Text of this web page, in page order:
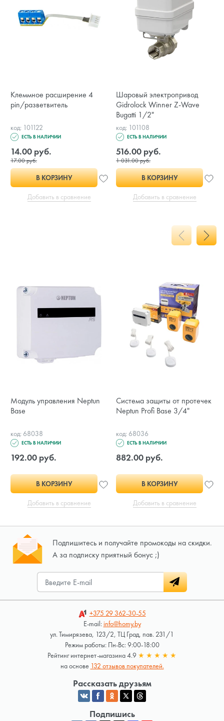
Клеммное расширение 4
pin/разветвитель
код: 101122
ЕСТЬ В НАЛИЧИИ
14.00 руб.
17.00 руб.
В КОРЗИНУ
Добавить в сравнение
Шаровый электропривод
Gidrolock Winner Z-Wave
Bugatti 1/2"
код: 101108
ЕСТЬ В НАЛИЧИИ
516.00 руб.
1 031.00 руб.
В КОРЗИНУ
Добавить в сравнение
Модуль управления Neptun
Base
код: 68038
ЕСТЬ В НАЛИЧИИ
192.00 руб.
В КОРЗИНУ
Добавить в сравнение
Система защиты от протечек
Neptun Profi Base 3/4"
код: 68036
ЕСТЬ В НАЛИЧИИ
882.00 руб.
В КОРЗИНУ
Добавить в сравнение
Подпишитесь и получайте промокоды на скидки.
А за подписку приятный бонус ;)
+375 29362-30-55
E-mail:info@homy.by
ул. Тимирязева, 123/2, ТЦ Град, пав. 231/1
Режим работы: Пн-Вс: 9:00-18:00
Рейтинг интернет-магазина 4.9 ★ ★ ★ ★ ★
на основе 132 отзывов покупателей.
Рассказать друзьям
Подпишись